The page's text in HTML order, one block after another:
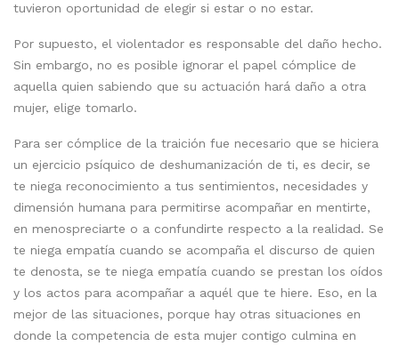
tuvieron oportunidad de elegir si estar o no estar.
Por supuesto, el violentador es responsable del daño hecho.
Sin embargo, no es posible ignorar el papel cómplice de
aquella quien sabiendo que su actuación hará daño a otra
mujer, elige tomarlo.
Para ser cómplice de la traición fue necesario que se hiciera
un ejercicio psíquico de deshumanización de ti, es decir, se
te niega reconocimiento a tus sentimientos, necesidades y
dimensión humana para permitirse acompañar en mentirte,
en menospreciarte o a confundirte respecto a la realidad. Se
te niega empatía cuando se acompaña el discurso de quien
te denosta, se te niega empatía cuando se prestan los oídos
y los actos para acompañar a aquél que te hiere. Eso, en la
mejor de las situaciones, porque hay otras situaciones en
donde la competencia de esta mujer contigo culmina en